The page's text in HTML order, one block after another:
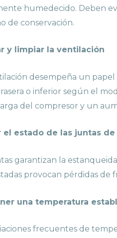
humedecido. Deben
de conservación.
y limpiar la ventilación
desempeña un
o inferior según el
del compresor y un
el estado de las juntas de
garantizan la
provocan pérdidas
una temperatura
frecuentes de